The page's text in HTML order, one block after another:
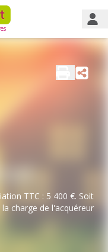
TTC : 5 400 €. Soit
la charge de l'acquéreur